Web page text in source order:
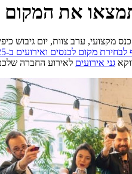
תמצאו את
מקצועי, ערב צוות, יום גיבוש
מקום לכנסים ואירועים ב-2025
גני אירועים לאירוע החברה